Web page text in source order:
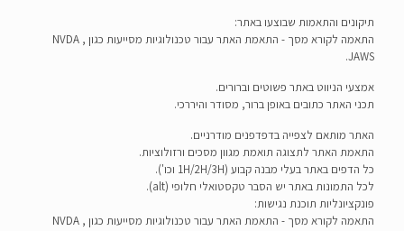
תיקונים והתאמות שבוצעו באתר:
התאמה לקורא מסך - התאמת האתר עבור טכנולוגיות מסייעות כגון NVDA ,
JAWS.
אמצעי הניווט באתר פשוטים וברורים.
תכני האתר כתובים באופן ברור, מסודר והיררכי.
האתר מותאם לצפייה בדפדפנים מודרניים.
התאמת האתר לתצוגה תואמת מגוון מסכים ורזולוציות.
כל הדפים באתר בעלי מבנה קבוע (1H/2H/3H וכו').
לכל התמונות באתר יש הסבר טקסטואלי חלופי (alt).
פונקציונליות תוכנת נגישות:
התאמה לקורא מסך - התאמת האתר עבור טכנולוגיות מסייעות כגון NVDA ,